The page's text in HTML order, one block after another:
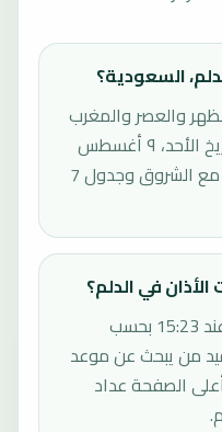
السعودية؟
والعصر والمغرب
والعشاء في الدلم، السعودية بتاريخ الأحد، ٩ أغسطس
٢٠٢٦ الموافق 26 صفر 1448 هـ، مع الشروق وجدول 7
في الدلم؟
الصلاة القادمة حاليًا هي العصر عند 15:23 بحسب
من يبحث عن موعد
الصفحة عداد